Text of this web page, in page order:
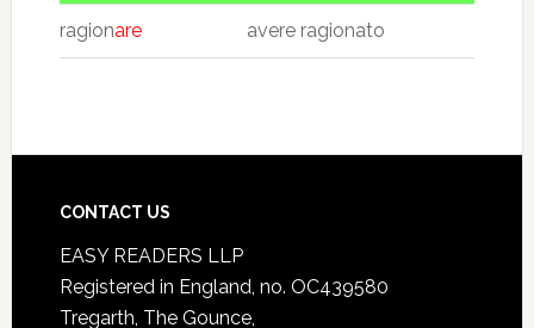
ragionare avere ragionato
CONTACT US
EASY READERS LLP
Registered in England, no. OC439580
Tregarth, The Gounce,